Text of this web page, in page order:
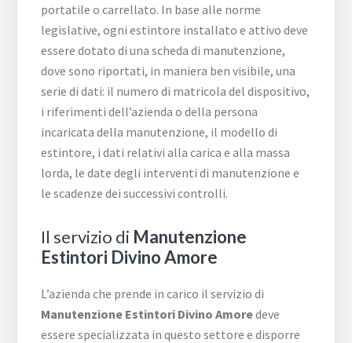
portatile o carrellato. In base alle norme
legislative, ogni estintore installato e attivo deve
essere dotato di una scheda di manutenzione,
dove sono riportati, in maniera ben visibile, una
serie di dati: il numero di matricola del dispositivo,
i riferimenti dell’azienda o della persona
incaricata della manutenzione, il modello di
estintore, i dati relativi alla carica e alla massa
lorda, le date degli interventi di manutenzione e
le scadenze dei successivi controlli.
Il servizio di Manutenzione
Estintori Divino Amore
L’azienda che prende in carico il servizio di
Manutenzione Estintori Divino Amoredeve
essere specializzata in questo settore e disporre